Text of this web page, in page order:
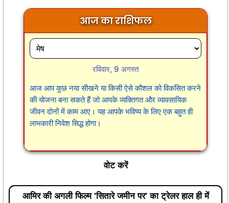
आज का राशिफल
रविवार, 9 अगस्त
आज आप कुछ नया सीखने या किसी ऐसे कौशल को विकसित करने
की योजना बना सकते हैं जो आपके व्यक्तिगत और व्यावसायिक
जीवन दोनों में काम आए। यह आपके भविष्य के लिए एक बहुत ही
लाभकारी निवेश सिद्ध होगा।
वोट करें
आमिर की अगली फिल्म 'सितारे जमीन पर' का ट्रेलर हाल ही में